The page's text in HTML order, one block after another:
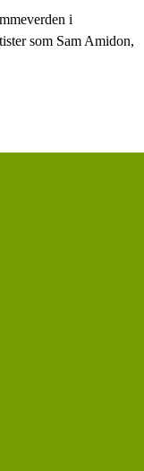
i
som Sam Amidon,